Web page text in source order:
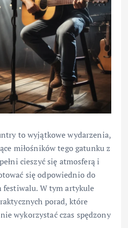
to wyjątkowe wydarzenia,
miłośników tego gatunku z
cieszyć się atmosferą i
się odpowiednio do
W tym artykule
porad, które
wykorzystać czas spędzony